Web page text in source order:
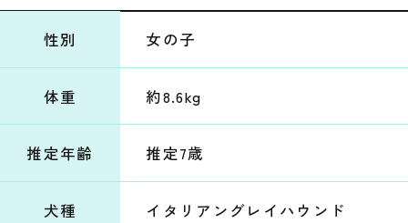
性別 女の子
体重 約8.6kg
推定年齢 推定7歳
犬種 イタリアングレイハウンド